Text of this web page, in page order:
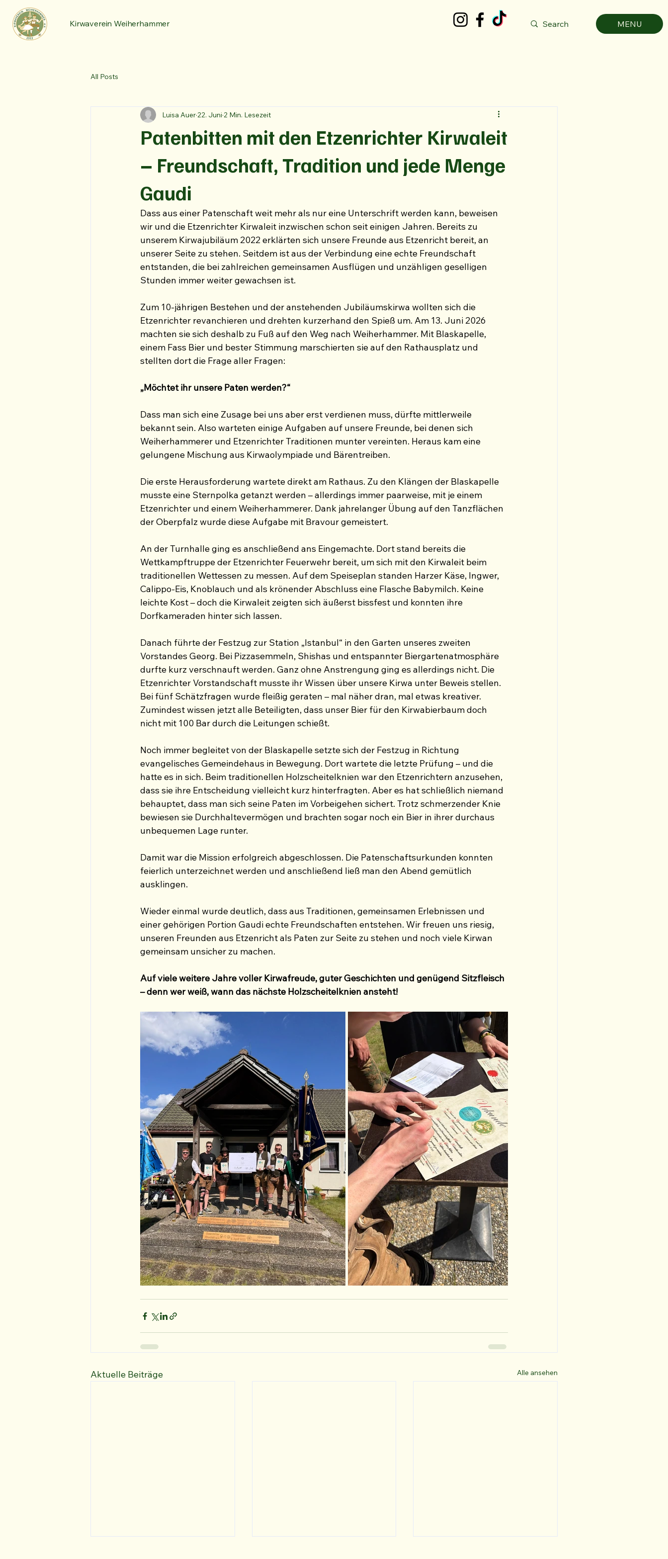
Kirwaverein Weiherhammer MENU
All Posts
Patenbitten mit den Etzenrichter Kirwaleit
– Freundschaft, Tradition und jede Menge
Gaudi
Luisa Auer 22. Juni 2 Min. Lesezeit
Dass aus einer Patenschaft weit mehr als nur eine Unterschrift werden kann, beweisen
wir und die Etzenrichter Kirwaleit inzwischen schon seit einigen Jahren. Bereits zu
unserem Kirwajubiläum 2022 erklärten sich unsere Freunde aus Etzenricht bereit, an
unserer Seite zu stehen. Seitdem ist aus der Verbindung eine echte Freundschaft
entstanden, die bei zahlreichen gemeinsamen Ausflügen und unzähligen geselligen
Stunden immer weiter gewachsen ist.
Zum 10-jährigen Bestehen und der anstehenden Jubiläumskirwa wollten sich die
Etzenrichter revanchieren und drehten kurzerhand den Spieß um. Am 13. Juni 2026
machten sie sich deshalb zu Fuß auf den Weg nach Weiherhammer. Mit Blaskapelle,
einem Fass Bier und bester Stimmung marschierten sie auf den Rathausplatz und
stellten dort die Frage aller Fragen:
„Möchtet ihr unsere Paten werden?“
Dass man sich eine Zusage bei uns aber erst verdienen muss, dürfte mittlerweile
bekannt sein. Also warteten einige Aufgaben auf unsere Freunde, bei denen sich
Weiherhammerer und Etzenrichter Traditionen munter vereinten. Heraus kam eine
gelungene Mischung aus Kirwaolympiade und Bärentreiben.
Die erste Herausforderung wartete direkt am Rathaus. Zu den Klängen der Blaskapelle
musste eine Sternpolka getanzt werden – allerdings immer paarweise, mit je einem
Etzenrichter und einem Weiherhammerer. Dank jahrelanger Übung auf den Tanzflächen
der Oberpfalz wurde diese Aufgabe mit Bravour gemeistert.
An der Turnhalle ging es anschließend ans Eingemachte. Dort stand bereits die
Wettkampftruppe der Etzenrichter Feuerwehr bereit, um sich mit den Kirwaleit beim
traditionellen Wettessen zu messen. Auf dem Speiseplan standen Harzer Käse, Ingwer,
Calippo-Eis, Knoblauch und als krönender Abschluss eine Flasche Babymilch. Keine
leichte Kost – doch die Kirwaleit zeigten sich äußerst bissfest und konnten ihre
Dorfkameraden hinter sich lassen.
Danach führte der Festzug zur Station „Istanbul“ in den Garten unseres zweiten
Vorstandes Georg. Bei Pizzasemmeln, Shishas und entspannter Biergartenatmosphäre
durfte kurz verschnauft werden. Ganz ohne Anstrengung ging es allerdings nicht. Die
Etzenrichter Vorstandschaft musste ihr Wissen über unsere Kirwa unter Beweis stellen.
Bei fünf Schätzfragen wurde fleißig geraten – mal näher dran, mal etwas kreativer.
Zumindest wissen jetzt alle Beteiligten, dass unser Bier für den Kirwabierbaum doch
nicht mit 100 Bar durch die Leitungen schießt.
Noch immer begleitet von der Blaskapelle setzte sich der Festzug in Richtung
evangelisches Gemeindehaus in Bewegung. Dort wartete die letzte Prüfung – und die
hatte es in sich. Beim traditionellen Holzscheitelknien war den Etzenrichtern anzusehen,
dass sie ihre Entscheidung vielleicht kurz hinterfragten. Aber es hat schließlich niemand
behauptet, dass man sich seine Paten im Vorbeigehen sichert. Trotz schmerzender Knie
bewiesen sie Durchhaltevermögen und brachten sogar noch ein Bier in ihrer durchaus
unbequemen Lage runter.
Damit war die Mission erfolgreich abgeschlossen. Die Patenschaftsurkunden konnten
feierlich unterzeichnet werden und anschließend ließ man den Abend gemütlich
ausklingen.
Wieder einmal wurde deutlich, dass aus Traditionen, gemeinsamen Erlebnissen und
einer gehörigen Portion Gaudi echte Freundschaften entstehen. Wir freuen uns riesig,
unseren Freunden aus Etzenricht als Paten zur Seite zu stehen und noch viele Kirwan
gemeinsam unsicher zu machen.
Auf viele weitere Jahre voller Kirwafreude, guter Geschichten und genügend Sitzfleisch
– denn wer weiß, wann das nächste Holzscheitelknien ansteht!
Aktuelle Beiträge Alle ansehen